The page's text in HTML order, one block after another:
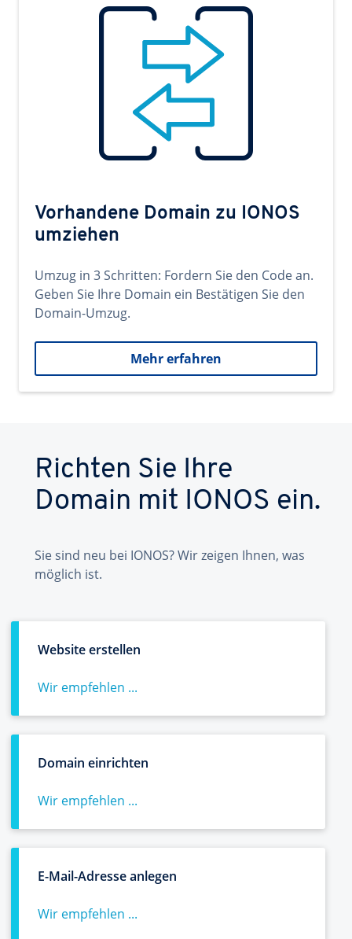
Vorhandene Domain zu IONOS
umziehen
Umzug in 3 Schritten: Fordern Sie den Code an.
Geben Sie Ihre Domain ein Bestätigen Sie den
Domain-Umzug.
Mehr erfahren
Richten Sie Ihre
Domain mit IONOS ein.
Sie sind neu bei IONOS? Wir zeigen Ihnen, was
möglich ist.
Website erstellen
Wir empfehlen ...
Domain einrichten
Wir empfehlen ...
E-Mail-Adresse anlegen
Wir empfehlen ...